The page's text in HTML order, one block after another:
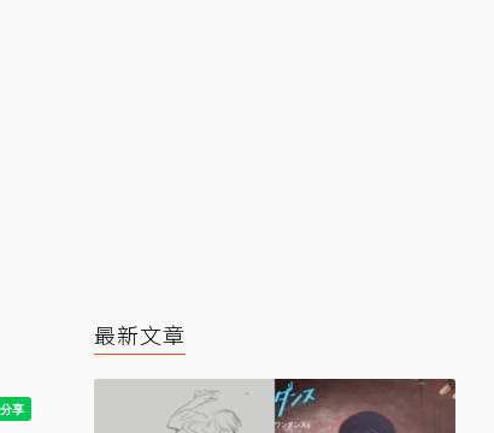
最新文章